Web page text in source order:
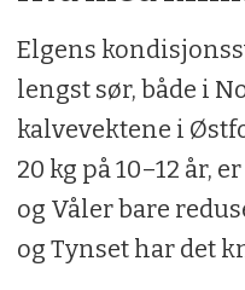
Elgens
lengst sør, både i
kalvevektene i
20 kg på 10–12 år,
og Våler bare
og Tynset har det